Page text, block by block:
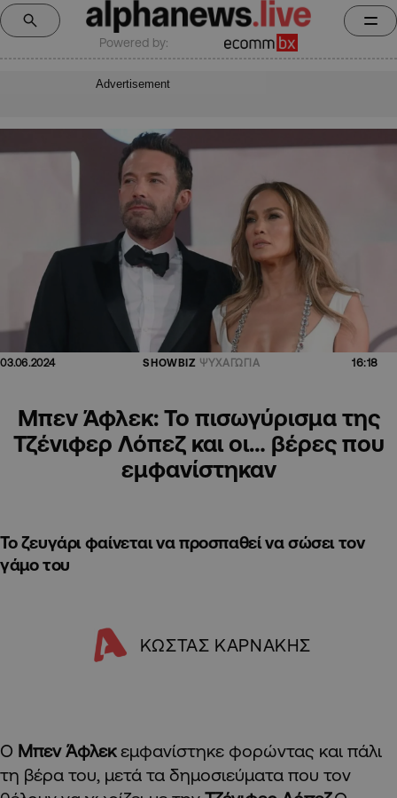
Powered by:
Advertisement
03.06.2024 SHOWBIZ ΨΥΧΑΓΩΓΙΑ 16:18
Mπεν Άφλεκ: Το πισωγύρισμα της
Τζένιφερ Λόπεζ και οι… βέρες που
εμφανίστηκαν
Το ζευγάρι φαίνεται να προσπαθεί να σώσει τον
γάμο του
ΚΩΣΤΑΣ ΚΑΡΝΑΚΗΣ
Ο Μπεν Άφλεκεμφανίστηκε φορώντας και πάλι
τη βέρα του, μετά τα δημοσιεύματα που τον